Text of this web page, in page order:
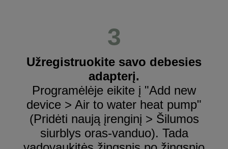
3
Užregistruokite savo debesies
adapterį.
Programėlėje eikite į "Add new
device > Air to water heat pump"
(Pridėti naują įrenginį > Šilumos
siurblys oras-vanduo). Tada